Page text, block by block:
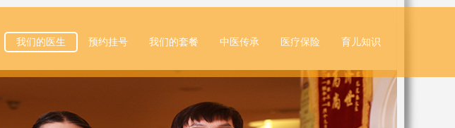
我们的医生 预约挂号 我们的套餐 中医传承 医疗保险 育儿知识